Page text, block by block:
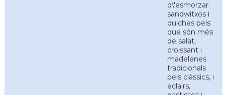
d\'esmorzar:
sandwitxos i
quiches pels
que són més
de salat,
croissant i
madelenes
tradicionals
pels clàssics, i
eclairs,